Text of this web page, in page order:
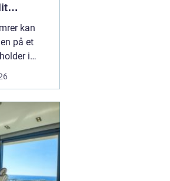
kan
på et
i
igen
i
det
om pris.
kvalitet,
løsni...